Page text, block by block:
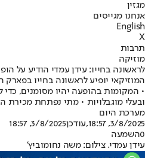
מגזין
אנחנו מגייסים
English
X
תרבות
מוזיקה
לראשונה בחייו: עידן עמדי הודיע על
• המקומות בהופעה יהיו מסומנים,
ובעלי מוגבלויות • מתי נפתחת מכירת
מערכת היום
3/8/2025, 18:57
,עודכן3/8/2025, 18:57
0השמעה
עידן עמדי. צילום: משה נחומוביץ'